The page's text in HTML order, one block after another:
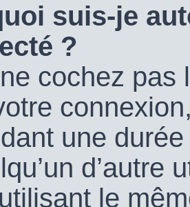
suis-je
?
cochez
une
d’autre
le